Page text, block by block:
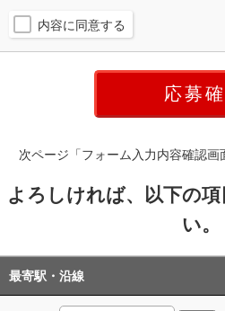
内容に同意する
次ページ「フォーム入力内容確認画
よろしければ、以下の
い。
最寄駅・沿線